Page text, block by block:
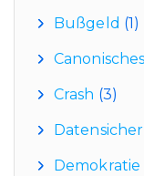
Bußgeld (1)
Crash (3)
Demokratie